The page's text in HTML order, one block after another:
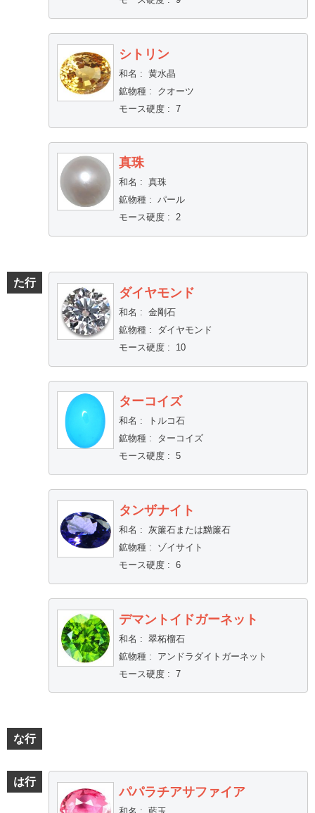
シトリン
和名 : 黄水晶
鉱物種:
クオーツ
モース硬度: 7
真珠
和名 : 真珠
鉱物種: パール
モース硬度: 2
た行
ダイヤモンド
和名 : 金剛石
鉱物種:
ダイヤモンド
モース硬度: 10
ターコイズ
和名 :
トルコ石
鉱物種:
ターコイズ
モース硬度: 5
タンザナイト
和名 :
灰簾石または黝簾石
鉱物種:
ゾイサイト
モース硬度: 6
デマントイドガーネット
和名 : 翠柘榴石
鉱物種:
アンドラダイトガーネット
モース硬度: 7
な行
は行
パパラチアサファイア